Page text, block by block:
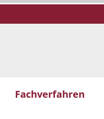
Fachverfahren